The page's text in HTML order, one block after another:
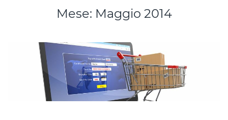
Mese: Maggio 2014